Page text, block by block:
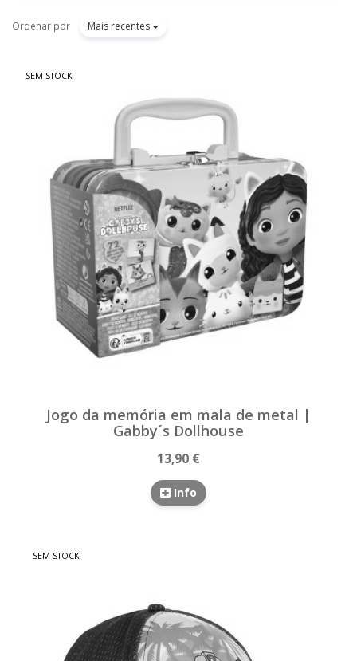
Ordenar por Mais recentes
SEM STOCK
Jogo da memória em mala de metal |
Gabby´s Dollhouse
13,90 €
Info
SEM STOCK